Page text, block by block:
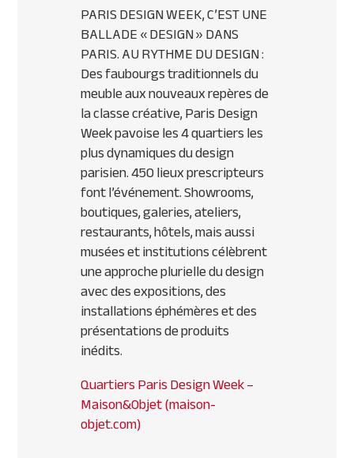
PARIS DESIGN WEEK, C’EST UNE
BALLADE « DESIGN » DANS
PARIS. AU RYTHME DU DESIGN :
Des faubourgs traditionnels du
meuble aux nouveaux repères de
la classe créative, Paris Design
Week pavoise les 4 quartiers les
plus dynamiques du design
parisien. 450 lieux prescripteurs
font l’événement. Showrooms,
boutiques, galeries, ateliers,
restaurants, hôtels, mais aussi
musées et institutions célèbrent
une approche plurielle du design
avec des expositions, des
installations éphémères et des
présentations de produits
inédits.
Quartiers Paris Design Week –
Maison&Objet (maison-
objet.com)